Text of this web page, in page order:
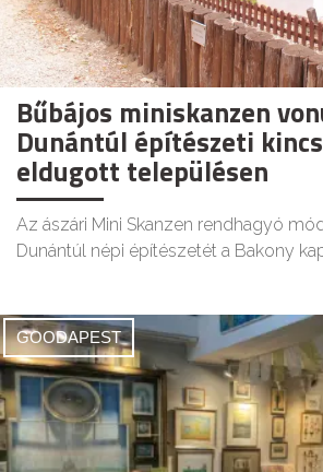
Bűbájos miniskanzen
Dunántúl építészeti
eldugott településen
Az ászári Mini Skanzen rendhagyó
Dunántúl népi építészetét a Bakony
GOODAPEST